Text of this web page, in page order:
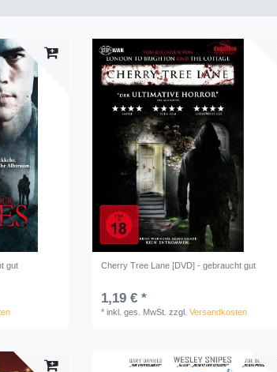
gut Cherry Tree Lane [DVD] - gebraucht gut
1,19 € *
*inkl. ges. MwSt. zzgl.Versandkosten